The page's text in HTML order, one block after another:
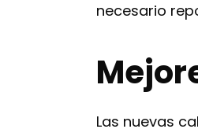
necesario
Las nuevas